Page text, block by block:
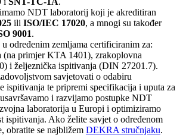
NDT laboratorij koji je akreditiran
ili ISO/IEC 17020, a mnogi su također
9001.
određenim zemljama certificiranim za:
(na primjer KTA 1401), zrakoplovna
i željeznička ispitivanja (DIN 27201.7).
savjetovati o odabiru
ispitivanja te pripremi specifikacija i uputa za
i razvijamo postupke NDT
laboratorija u Europi i optimiziramo
ispitivanja. Ako želite savjet o određenom
obratite se najbližem DEKRA stručnjaku.